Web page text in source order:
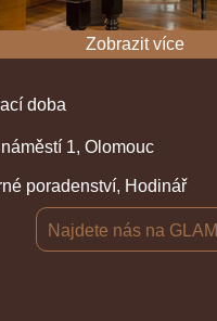
Zobrazit více
doba
1, Olomouc
poradenství, Hodinář
Najdete nás na GLAMI